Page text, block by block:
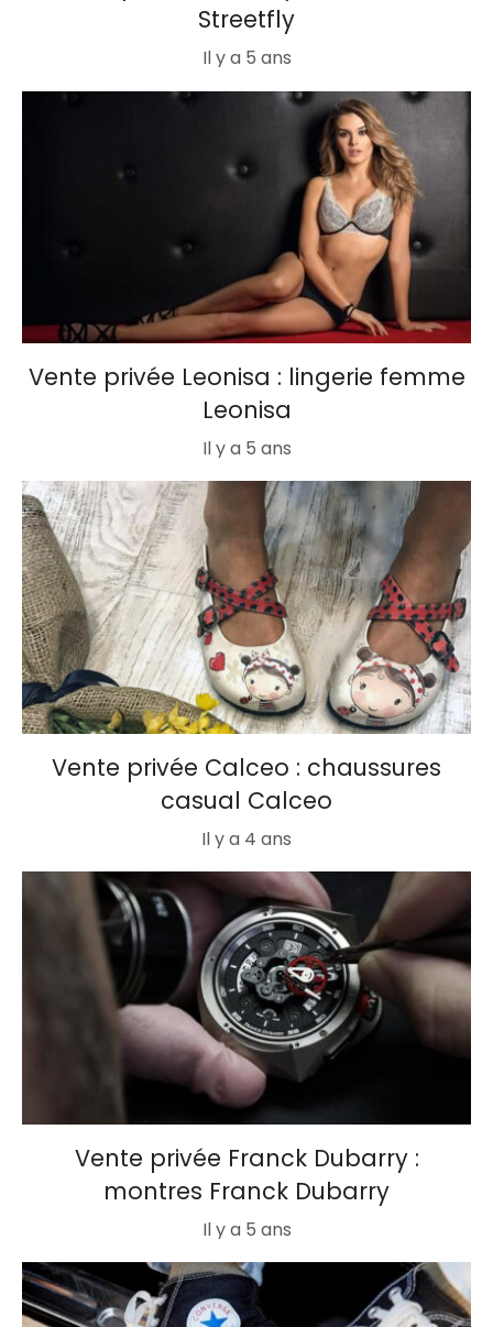
Streetfly
Il y a 5 ans
Vente privée Leonisa : lingerie femme
Leonisa
Il y a 5 ans
Vente privée Calceo : chaussures
casual Calceo
Il y a 4 ans
Vente privée Franck Dubarry :
montres Franck Dubarry
Il y a 5 ans